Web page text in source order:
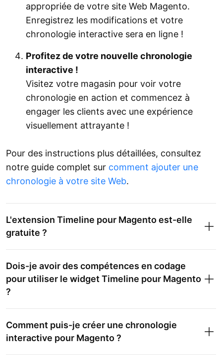
appropriée de votre site Web Magento.
Enregistrez les modifications et votre
chronologie interactive sera en ligne !
Profitez de votre nouvelle chronologie
interactive !
Visitez votre magasin pour voir votre
chronologie en action et commencez à
engager les clients avec une expérience
visuellement attrayante !
Pour des instructions plus détaillées, consultez
notre guide complet sur comment ajouter une
chronologie à votre site Web.
L'extension Timeline pour Magento est-elle
gratuite ?
Dois-je avoir des compétences en codage
pour utiliser le widget Timeline pour Magento
?
Comment puis-je créer une chronologie
interactive pour Magento ?